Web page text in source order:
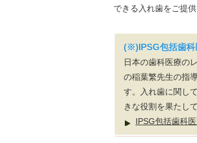
できる入れ歯をご提
(※)IPSG包括歯科
日本の歯科医療の
の稲葉繁先生の指
す。入れ歯に関し
きな役割を果たし
IPSG包括歯科